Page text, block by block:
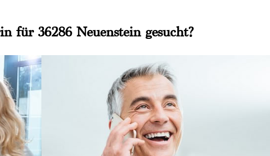
für 36286 Neuenstein gesucht?